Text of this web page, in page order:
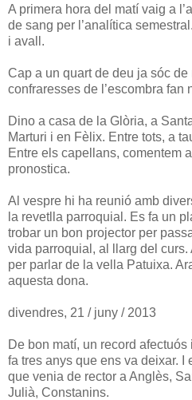
A primera hora del matí vaig a
de sang per l’analítica
i avall.
Cap a un quart de deu ja sóc
confraresses de l’escombra fan
Dino a casa de la Glòria, a
Marturi i en Fèlix. Entre tots, a
Entre els capellans, comentem
pronostica.
Al vespre hi ha reunió amb
la revetlla parroquial. Es fa un
trobar un bon projector per
vida parroquial, al llarg del
per parlar de la vella Patuixa.
aquesta dona.
divendres, 21 / juny / 2013
De bon matí, un record
fa tres anys que ens va deixar. I
que venia de rector a Anglès,
Julià, Constanins.